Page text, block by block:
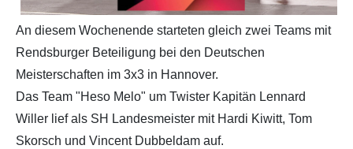
An diesem Wochenende starteten gleich zwei Teams mit
Rendsburger Beteiligung bei den Deutschen
Meisterschaften im 3x3 in Hannover.
Das Team "Heso Melo" um Twister Kapitän Lennard
Willer lief als SH Landesmeister mit Hardi Kiwitt, Tom
Skorsch und Vincent Dubbeldam auf.